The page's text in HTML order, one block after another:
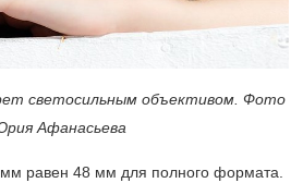
светосильным объективом. Фото
Афанасьева
равен 48 мм для полного формата.